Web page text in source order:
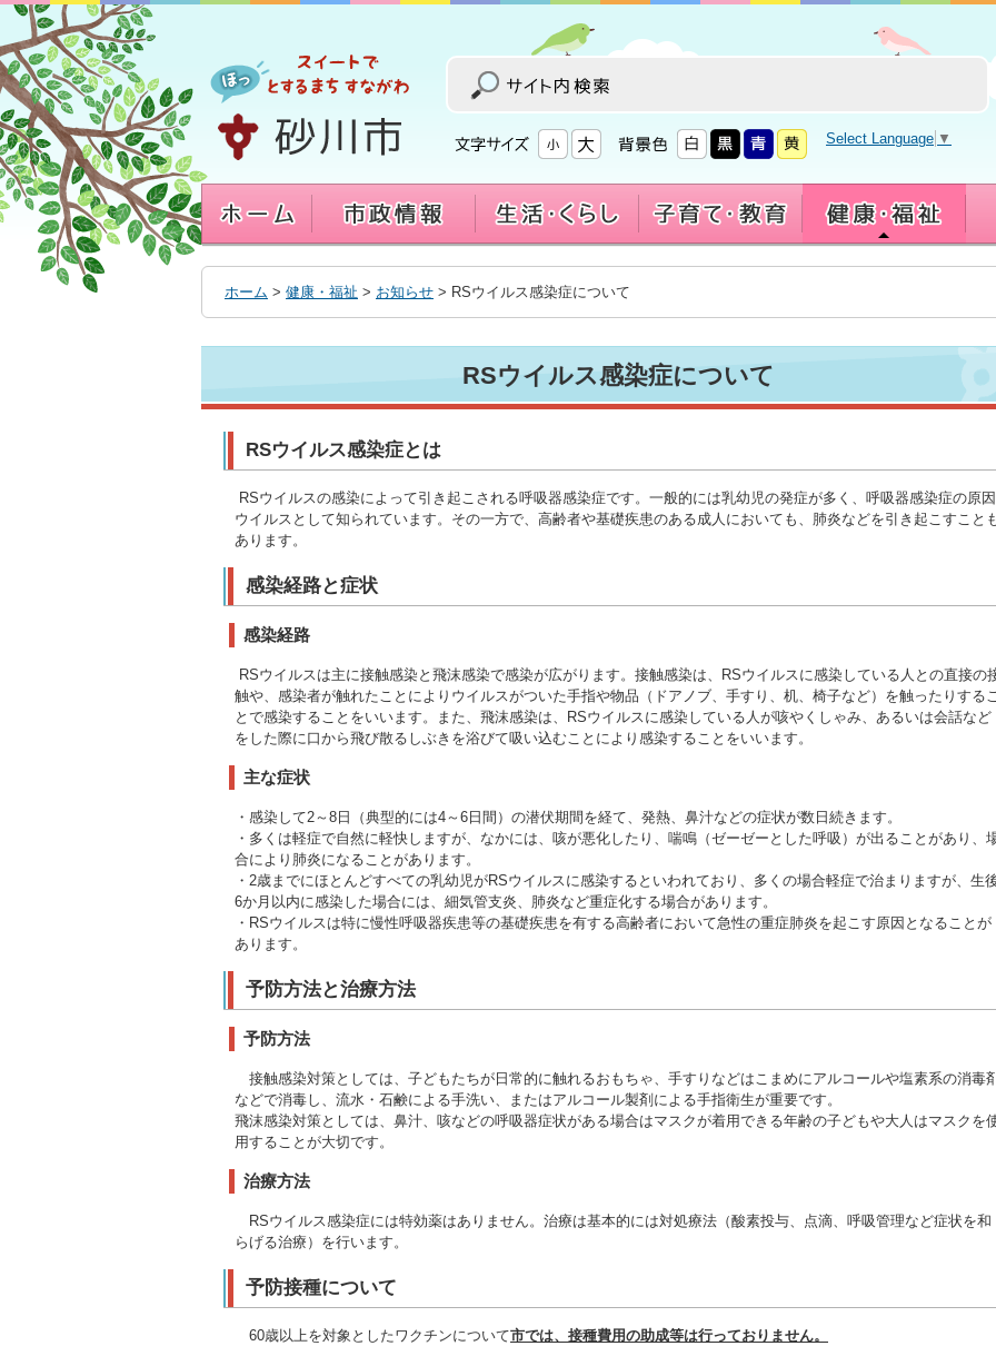
へ
移
動
す
る
Select Language ▼
ホーム > 健康・福祉 > お知らせ > RSウイルス感染症について
RSウイルス感染症について
RSウイルス感染症とは
RSウイルスの感染によって引き起こされる呼吸器感染症です。一般的には乳幼児の発症が多く、呼吸器感染症の原因
ウイルスとして知られています。その一方で、高齢者や基礎疾患のある成人においても、肺炎などを引き起こすこと
あります。
感染経路と症状
感染経路
RSウイルスは主に接触感染と飛沫感染で感染が広がります。接触感染は、RSウイルスに感染している人との直接の
触や、感染者が触れたことによりウイルスがついた手指や物品（ドアノブ、手すり、机、椅子など）を触ったりする
とで感染することをいいます。また、飛沫感染は、RSウイルスに感染している人が咳やくしゃみ、あるいは会話など
をした際に口から飛び散るしぶきを浴びて吸い込むことにより感染することをいいます。
主な症状
・感染して2～8日（典型的には4～6日間）の潜伏期間を経て、発熱、鼻汁などの症状が数日続きます。
・多くは軽症で自然に軽快しますが、なかには、咳が悪化したり、喘鳴（ゼーゼーとした呼吸）が出ることがあり、
合により肺炎になることがあります。
・2歳までにほとんどすべての乳幼児がRSウイルスに感染するといわれており、多くの場合軽症で治まりますが、生
6か月以内に感染した場合には、細気管支炎、肺炎など重症化する場合があります。
・RSウイルスは特に慢性呼吸器疾患等の基礎疾患を有する高齢者において急性の重症肺炎を起こす原因となることが
あります。
予防方法と治療方法
予防方法
接触感染対策としては、子どもたちが日常的に触れるおもちゃ、手すりなどはこまめにアルコールや塩素系の消毒
などで消毒し、流水・石鹸による手洗い、またはアルコール製剤による手指衛生が重要です。
飛沫感染対策としては、鼻汁、咳などの呼吸器症状がある場合はマスクが着用できる年齢の子どもや大人はマスクを
用することが大切です。
治療方法
RSウイルス感染症には特効薬はありません。治療は基本的には対処療法（酸素投与、点滴、呼吸管理など症状を和
らげる治療）を行います。
予防接種について
60歳以上を対象としたワクチンについて市では、接種費用の助成等は行っておりません。